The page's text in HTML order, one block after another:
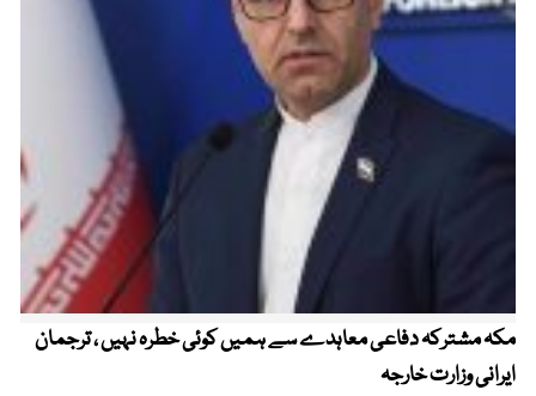
مکہ مشترکہ دفاعی معاہدے سے ہمیں کوئی خطرہ نہیں ، ترجمان
ایرانی وزارت خارجہ